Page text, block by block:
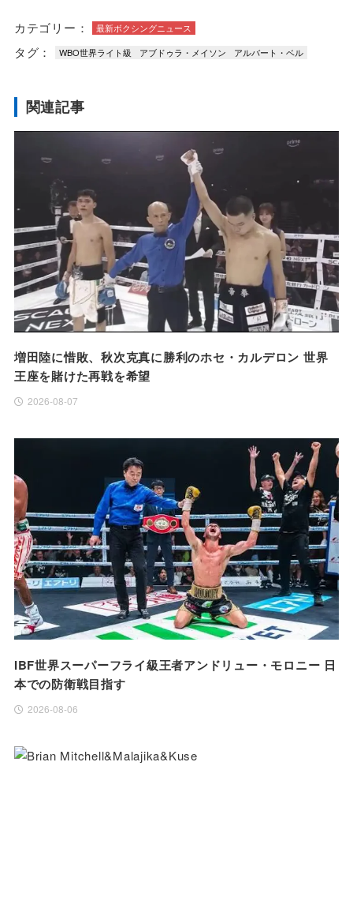
カテゴリー： 最新ボクシングニュース
タグ： WBO世界ライト級 アブドゥラ・メイソン アルバート・ベル
関連記事
増田陸に惜敗、秋次克真に勝利のホセ・カルデロン 世界
王座を賭けた再戦を希望
2026-08-07
IBF世界スーパーフライ級王者アンドリュー・モロニー 日
本での防衛戦目指す
2026-08-06